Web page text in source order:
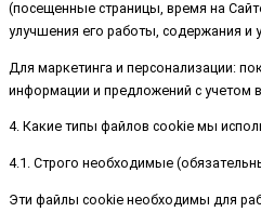
(посещенные страницы, время на
улучшения его работы, содержания и
Для маркетинга и персонализации:
информации и предложений с учетом
4. Какие типы файлов cookie мы
4.1. Строго необходимые
Эти файлы cookie необходимы для